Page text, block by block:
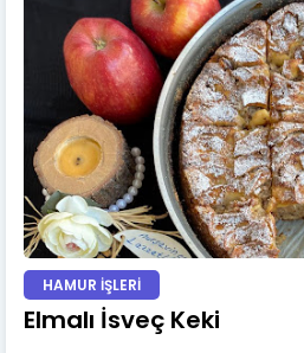
HAMUR İŞLERİ
Elmalı İsveç Keki